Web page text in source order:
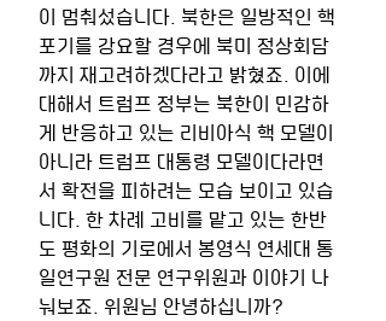
이 멈춰섰습니다. 북한은 일방적인 핵
포기를 강요할 경우에 북미 정상회담
까지 재고려하겠다라고 밝혔죠. 이에
대해서 트럼프 정부는 북한이 민감하
게 반응하고 있는 리비아식 핵 모델이
아니라 트럼프 대통령 모델이다라면
서 확전을 피하려는 모습 보이고 있습
니다. 한 차례 고비를 맡고 있는 한반
도 평화의 기로에서 봉영식 연세대 통
일연구원 전문 연구위원과 이야기 나
눠보죠. 위원님 안녕하십니까?